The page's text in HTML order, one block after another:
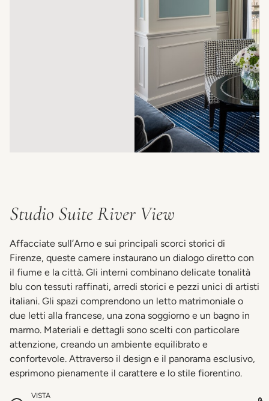
Studio Suite River View
Affacciate sull’Arno e sui principali scorci storici di
Firenze, queste camere instaurano un dialogo diretto con
il fiume e la città. Gli interni combinano delicate tonalità
blu con tessuti raffinati, arredi storici e pezzi unici di artisti
italiani. Gli spazi comprendono un letto matrimoniale o
due letti alla francese, una zona soggiorno e un bagno in
marmo. Materiali e dettagli sono scelti con particolare
attenzione, creando un ambiente equilibrato e
confortevole. Attraverso il design e il panorama esclusivo,
esprimono pienamente il carattere e lo stile fiorentino.
VISTA